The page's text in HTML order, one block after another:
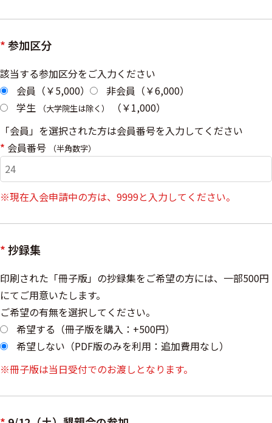
*参加区分
該当する参加区分をご入力ください
会員（￥5,000）
非会員（￥6,000）
学生
（大学院生は除く）
（￥1,000）
「会員」を選択された方は会員番号を入力してください
* 会員番号 （半角数字）
※現在入会申請中の方は、9999と入力してください。
*抄録集
印刷された「冊子版」の抄録集をご希望の方には、一部500円
にてご用意いたします。
ご希望の有無を選択してください。
希望する（冊子版を購入：+500円）
希望しない（PDF版のみを利用：追加費用なし）
※冊子版は当日受付でのお渡しとなります。